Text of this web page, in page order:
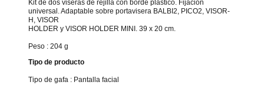
Kit de dos viseras de rejilla con borde plástico. Fijación
universal. Adaptable sobre portavisera BALBI2, PICO2, VISOR-
H, VISOR
HOLDER y VISOR HOLDER MINI. 39 x 20 cm.
Peso : 204 g
Tipo de producto
Tipo de gafa : Pantalla facial